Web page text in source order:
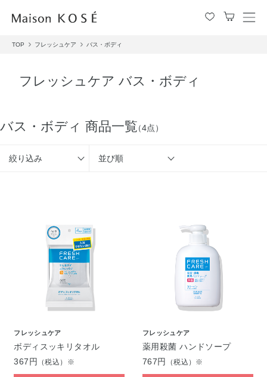
メ
TOP フレッシュケア バス・ボディ
フレッシュケア バス・ボディ
バス・ボディ 商品一覧（4点）
絞り込み 並び順
フレッシュケア
ボディスッキリタオル
367円
（税込）※
フレッシュケア
薬用殺菌 ハンドソープ
767円
（税込）※